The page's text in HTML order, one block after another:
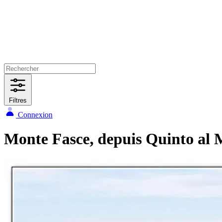
Filtres
Connexion
Monte Fasce, depuis Quinto al